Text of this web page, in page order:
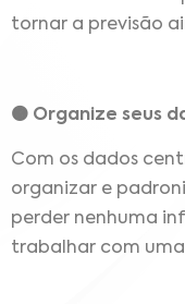
tornar a previsão
🟠 Organize seus
Com os dados
organizar e
perder nenhuma
trabalhar com